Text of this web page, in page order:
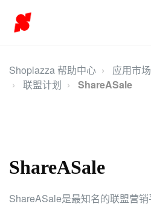
Shoplazza 帮助中心 应用市场
联盟计划
ShareASale
ShareASale